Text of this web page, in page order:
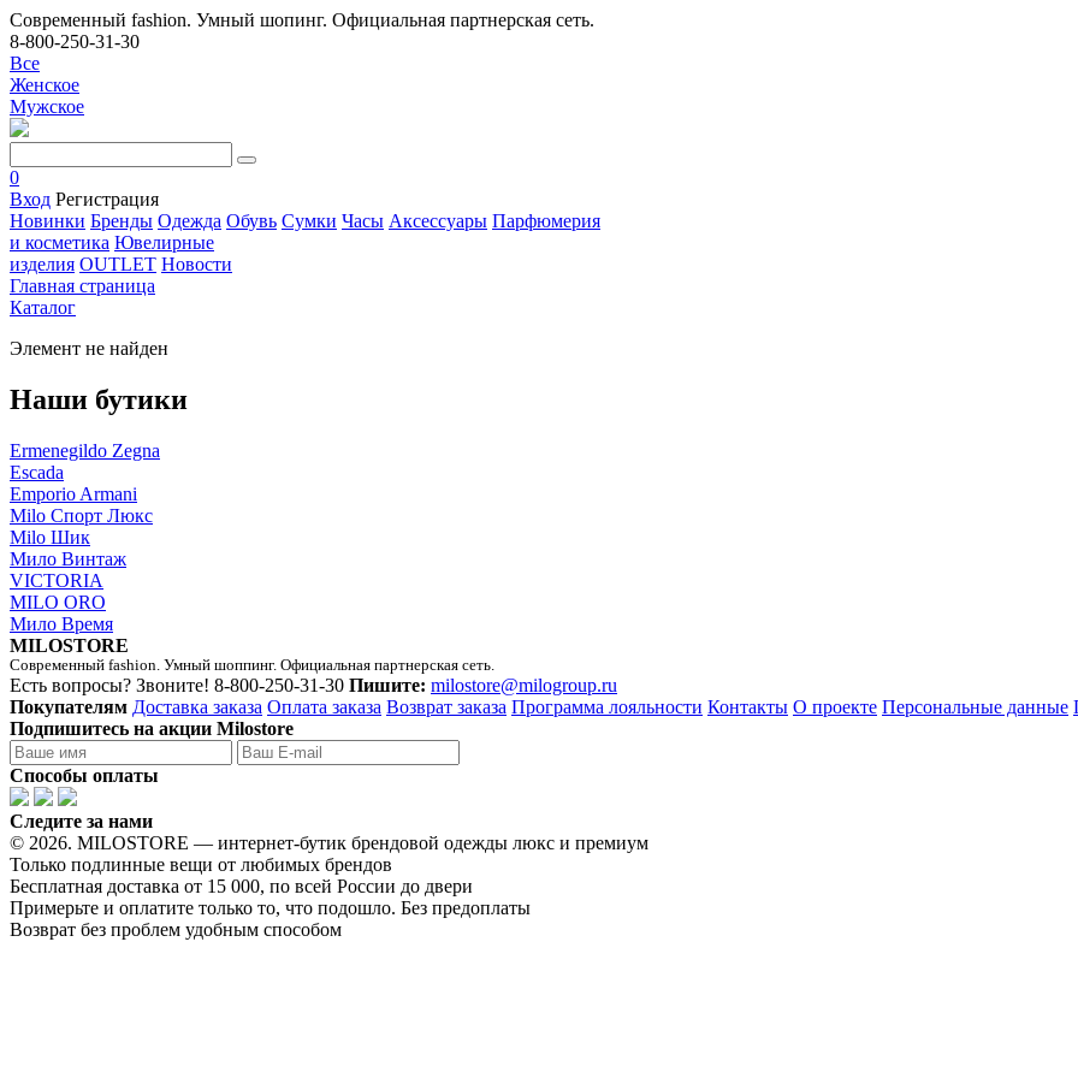
Современный fashion. Умный шопинг. Официальная партнерская сеть.
8-800-250-31-30
Все
Женское
Мужское
0
Вход Регистрация
Новинки Бренды Одежда Обувь Сумки Часы Аксессуары Парфюмерия
и косметика Ювелирные
изделия OUTLET Новости
Главная страница
Каталог
Элемент не найден
Наши бутики
Ermenegildo Zegna
Escada
Emporio Armani
Milo Спорт Люкс
Milo Шик
Мило Винтаж
VICTORIA
MILO ORO
Мило Время
MILOSTORE
Современный fashion. Умный шоппинг. Официальная партнерская сеть.
Есть вопросы? Звоните! 8-800-250-31-30 Пишите: milostore@milogroup.ru
Покупателям Доставка заказа Оплата заказа Возврат заказа Программа лояльности Контакты О проекте Персональные данные
Подпишитесь на акции Milostore
Способы оплаты
Следите за нами
© 2026. MILOSTORE — интернет-бутик брендовой одежды люкс и премиум
Только подлинные вещи от любимых брендов
Бесплатная доставка от 15 000, по всей России до двери
Примерьте и оплатите только то, что подошло. Без предоплаты
Возврат без проблем удобным способом